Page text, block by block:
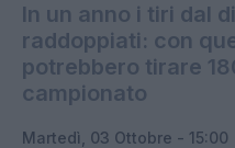
In un anno i tiri dal
raddoppiati: con
potrebbero tirare
campionato
Martedì, 03 Ottobre - 15:00